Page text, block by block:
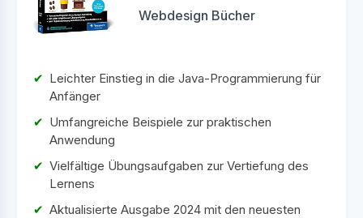
Webdesign Bücher
Leichter Einstieg in die Java-Programmierung für
Anfänger
Umfangreiche Beispiele zur praktischen
Anwendung
Vielfältige Übungsaufgaben zur Vertiefung des
Lernens
Aktualisierte Ausgabe 2024 mit den neuesten